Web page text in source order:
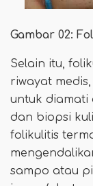
Gambar 02:
Selain itu,
riwayat
untuk diamati
dan biopsi
folikulitis
sampo atau